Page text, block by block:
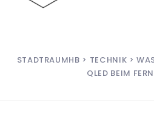
STADTRAUMHB > TECHNIK >
QLED BEIM